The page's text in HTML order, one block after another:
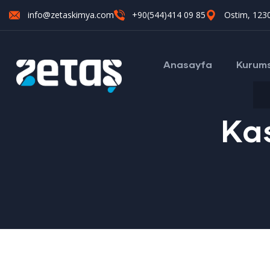
info@zetaskimya.com +90(544)414 09 85 Ostim,
Anasayfa